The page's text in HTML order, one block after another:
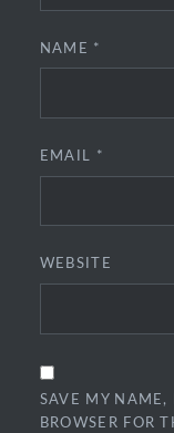
NAME *
EMAIL *
WEBSITE
SAVE MY
BROWSER FOR